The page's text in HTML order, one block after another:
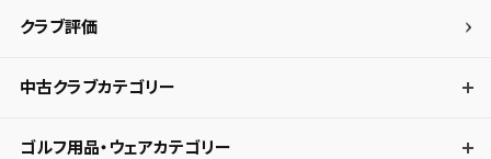
クラブ評価
中古クラブカテゴリー
ゴルフ用品・ウェアカテゴリー